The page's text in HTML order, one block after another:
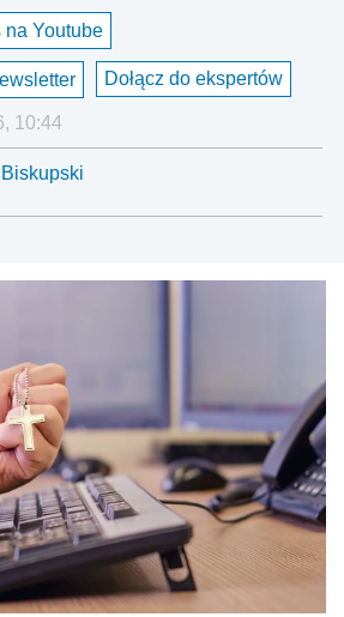
na Youtube
Dołącz do ekspertów
10:44